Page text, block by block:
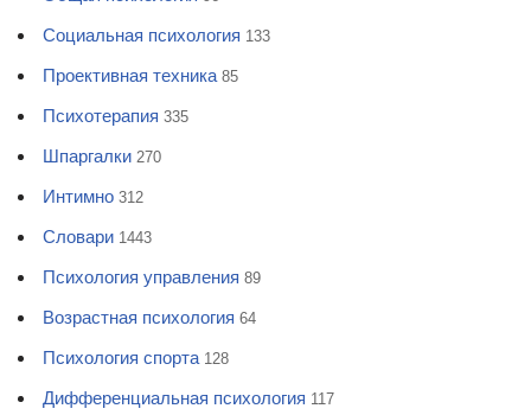
Социальная психология 133
Проективная техника 85
Психотерапия 335
Шпаргалки 270
Интимно 312
Словари 1443
Психология управления 89
Возрастная психология 64
Психология спорта 128
Дифференциальная психология 117